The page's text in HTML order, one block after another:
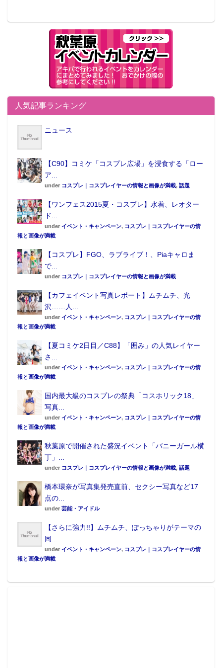
キャップ、キーチェーン）
（c）大川ぶくぶ／竹書房
この記事が気に入ったらフォローしよう
人気記事ランキング
ニュース
【C90】コミケ「コスプレ広場」を浸食する「ロー
ア...
under コスプレ｜コスプレイヤーの情報と画像が満載, 話題
【ワンフェス2015夏・コスプレ】水着、レオター
ド...
under イベント・キャンペーン, コスプレ｜コスプレイヤーの情
報と画像が満載
【コスプレ】FGO、ラブライブ！、Piaキャロま
で...
under コスプレ｜コスプレイヤーの情報と画像が満載
【カフェイベント写真レポート】ムチムチ、光
沢……人...
under イベント・キャンペーン, コスプレ｜コスプレイヤーの情
報と画像が満載
【夏コミケ2日目／C88】「囲み」の人気レイヤー
さ...
under イベント・キャンペーン, コスプレ｜コスプレイヤーの情
報と画像が満載
国内最大級のコスプレの祭典「コスホリック18」
写真...
under イベント・キャンペーン, コスプレ｜コスプレイヤーの情
報と画像が満載
秋葉原で開催された盛況イベント「バニーガール横
丁」...
under コスプレ｜コスプレイヤーの情報と画像が満載, 話題
橋本環奈が写真集発売直前、セクシー写真など17
点の...
under 芸能・アイドル
【さらに強力!!】ムチムチ、ぽっちゃりがテーマの
同...
under イベント・キャンペーン, コスプレ｜コスプレイヤーの情
報と画像が満載